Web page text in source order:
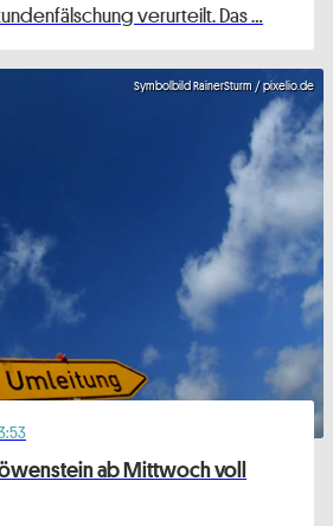
verurteilt. Das …
Symbolbild RainerSturm / pixelio.de
ab Mittwoch voll